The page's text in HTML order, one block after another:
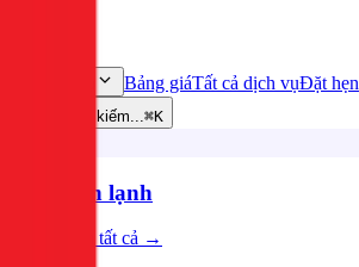
Bảng giáTất cả dịch vụĐặt hẹn
Tìm kiếm...⌘K
Điện lạnh
Xem tất cả →